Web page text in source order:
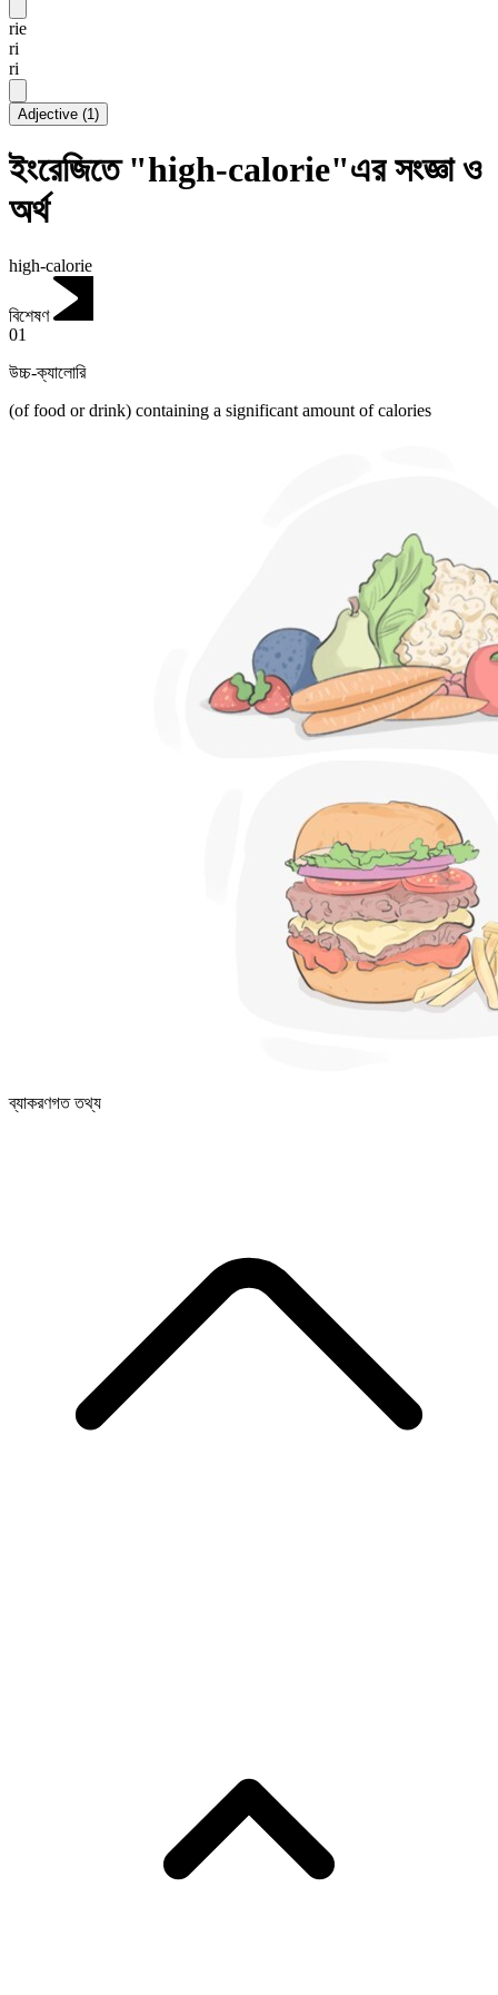
rie
ri
ri
Adjective (1)
ইংরেজিতে "high-calorie"এর সংজ্ঞা ও
অর্থ
high-calorie
বিশেষণ
01
উচ্চ-ক্যালোরি
(of food or drink) containing a significant amount of calories
ব্যাকরণগত তথ্য